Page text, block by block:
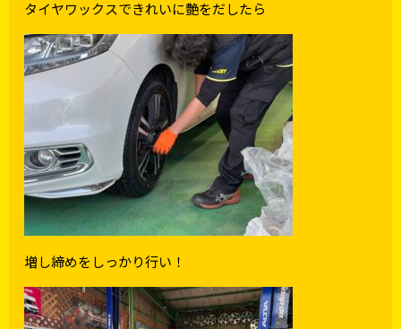
タイヤワックスできれいに艶をだしたら
増し締めをしっかり行い！